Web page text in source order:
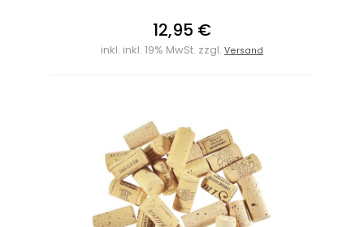
12,95 €
inkl. inkl. 19% MwSt. zzgl. Versand